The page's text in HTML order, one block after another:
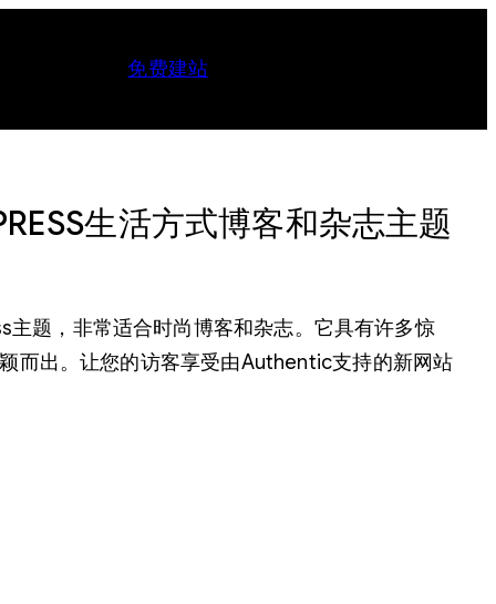
免费建站
生活方式博客和杂志主题
题，非常适合时尚博客和杂志。它具有许多惊
而出。让您的访客享受由Authentic支持的新网站